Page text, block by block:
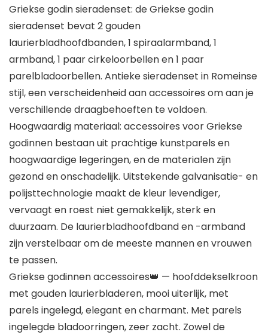
Griekse godin sieradenset: de Griekse godin
sieradenset bevat 2 gouden
laurierbladhoofdbanden, 1 spiraalarmband, 1
armband, 1 paar cirkeloorbellen en 1 paar
parelbladoorbellen. Antieke sieradenset in Romeinse
stijl, een verscheidenheid aan accessoires om aan je
verschillende draagbehoeften te voldoen.
Hoogwaardig materiaal: accessoires voor Griekse
godinnen bestaan uit prachtige kunstparels en
hoogwaardige legeringen, en de materialen zijn
gezond en onschadelijk. Uitstekende galvanisatie- en
polijsttechnologie maakt de kleur levendiger,
vervaagt en roest niet gemakkelijk, sterk en
duurzaam. De laurierbladhoofdband en -armband
zijn verstelbaar om de meeste mannen en vrouwen
te passen.
Griekse godinnen accessoires👑 — hoofddekselkroon
met gouden laurierbladeren, mooi uiterlijk, met
parels ingelegd, elegant en charmant. Met parels
ingelegde bladoorringen, zeer zacht. Zowel de